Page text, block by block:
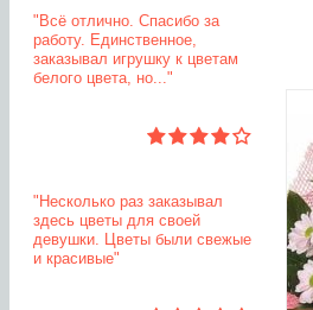
"Всё отлично. Спасибо за
работу. Единственное,
заказывал игрушку к цветам
белого цвета, но..."
"Несколько раз заказывал
здесь цветы для своей
девушки. Цветы были свежые
и красивые"